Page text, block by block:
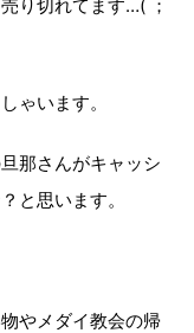
り切れてます…( ；
ゃいます。
那さんがキャッシ
と思います。
やメダイ教会の帰